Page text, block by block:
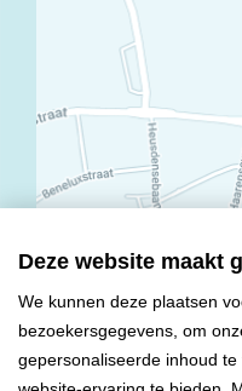
Deze website maakt
We kunnen deze plaatsen
bezoekersgegevens, om
gepersonaliseerde inhoud
© Copyright 2026
Alle rechten